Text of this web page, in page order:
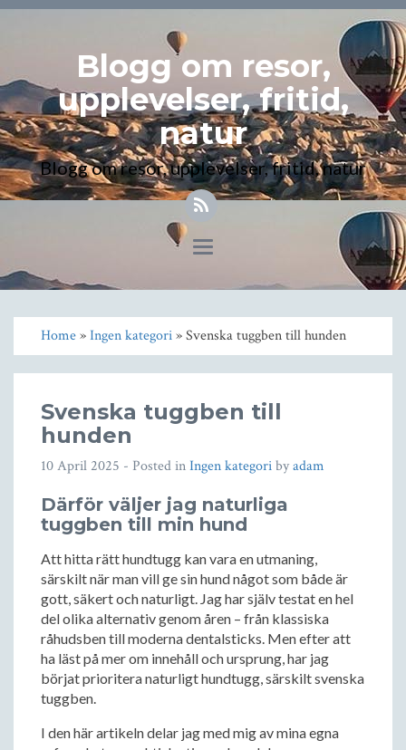
Blogg om resor,
upplevelser, fritid,
natur
Blogg om resor, upplevelser, fritid, natur
Toggle
Home»Ingen kategori» Svenska tuggben till hunden
Svenska tuggben till
hunden
10 April 2025 - Posted inIngen kategoribyadam
Därför väljer jag naturliga
tuggben till min hund
Att hitta rätt hundtugg kan vara en utmaning,
särskilt när man vill ge sin hund något som både är
gott, säkert och naturligt. Jag har själv testat en hel
del olika alternativ genom åren – från klassiska
råhudsben till moderna dentalsticks. Men efter att
ha läst på mer om innehåll och ursprung, har jag
börjat prioritera naturligt hundtugg, särskilt svenska
tuggben.
I den här artikeln delar jag med mig av mina egna